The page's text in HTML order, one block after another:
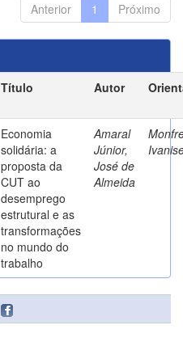
Anterior 1 Próximo
Título Autor
Economia
solidária: a
proposta da
CUT ao
desemprego
estrutural e as
transformações
no mundo do
trabalho
Amaral
Júnior,
José de
Almeida